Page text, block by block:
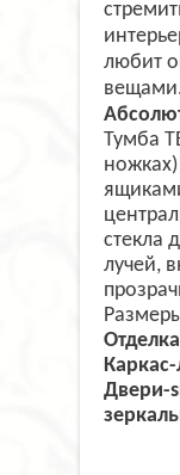
любит
Тумба
стекла
лучей,
Двери-